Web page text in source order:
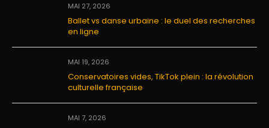
MAI 27, 2026
Ballet vs danse urbaine : le duel des recherches
en ligne
MAI 19, 2026
Conservatoires vides, TikTok plein : la révolution
culturelle française
MAI 7, 2026